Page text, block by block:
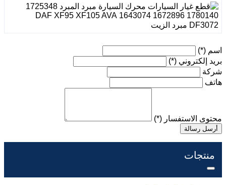
اسم (*)
بريد إلكتروني (*)
شركة
هاتف
محتوى الاستفسار (*)
أرسل رسالة
منتجات